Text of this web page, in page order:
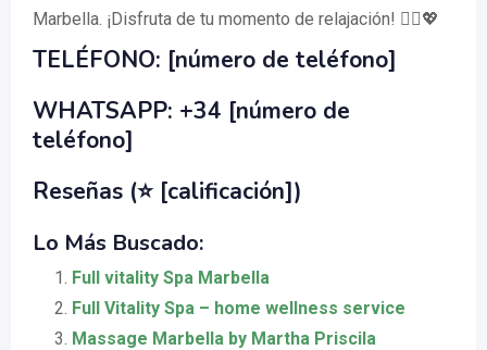
Marbella. ¡Disfruta de tu momento de relajación! 💆‍♀️💖
TELÉFONO: [número de teléfono]
WHATSAPP: +34 [número de
teléfono]
Reseñas (⭐ [calificación])
Lo Más Buscado:
Full vitality Spa Marbella
Full Vitality Spa – home wellness service
Massage Marbella by Martha Priscila